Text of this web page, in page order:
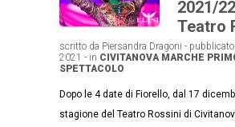
2021/
Teatro
scritto da Piersandra Dragoni -
2021 - in CIVITANOVA MARCHE
SPETTACOLO
Dopo le 4 date di Fiorello, dal 17
stagione del Teatro Rossini di